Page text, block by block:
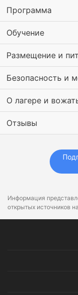
Программа
Обучение
Размещение и
Безопасность и
О лагере и
Отзывы
Информация
открытых источников